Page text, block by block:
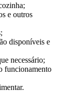
e outros
disponíveis e
necessário;
funcionamento